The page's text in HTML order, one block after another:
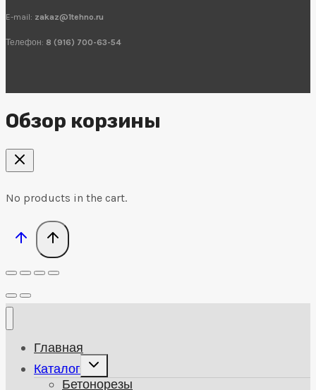
E-mail: zakaz@1tehno.ru
Телефон: 8 (916) 700-63-54
Обзор корзины
No products in the cart.
Главная
Каталог
Развернуть
дочернее
меню
Бетонорезы